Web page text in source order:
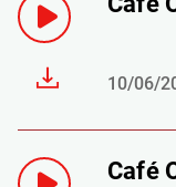
10/06/
Café